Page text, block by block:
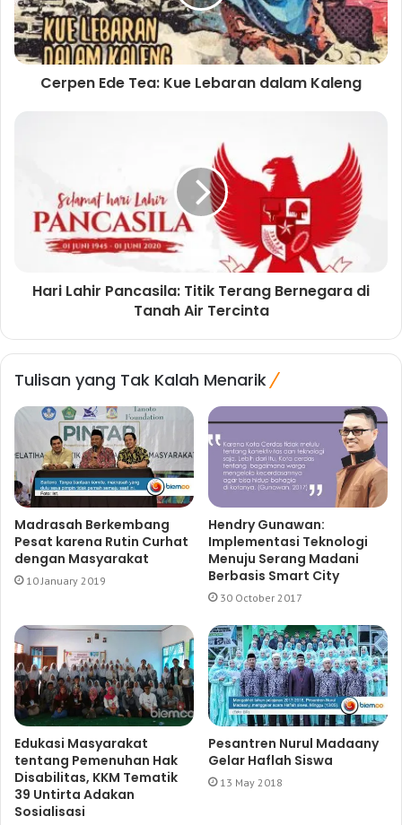
Cerpen Ede Tea: Kue Lebaran dalam Kaleng
Hari Lahir Pancasila: Titik Terang Bernegara di
Tanah Air Tercinta
Tulisan yang Tak Kalah Menarik
Madrasah Berkembang
Pesat karena Rutin Curhat
dengan Masyarakat
10 January 2019
Hendry Gunawan:
Implementasi Teknologi
Menuju Serang Madani
Berbasis Smart City
30 October 2017
Edukasi Masyarakat
tentang Pemenuhan Hak
Disabilitas, KKM Tematik
39 Untirta Adakan
Sosialisasi​
Pesantren Nurul Madaany
Gelar Haflah Siswa
13 May 2018